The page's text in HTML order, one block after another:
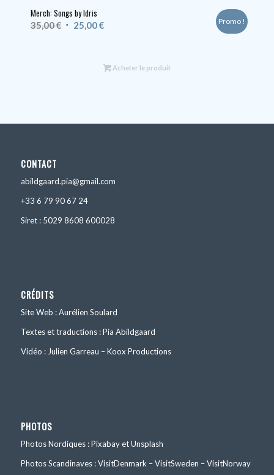
Merch: Songs by Idris
35,00€ Le 25,00€Le
est :
Promo !
Acheter le produit
CONTACT
abildgaard.pia@gmail.com
+33 6 79 90 67 24
Siret : 5029 8608 600028
CRÉDITS
Site Web : Aurélien Soulard
Textes et traductions : Pia Abildgaard
Vidéo : Julien Garreau – Koox Productions
PHOTOS
Photos Nordiques : Pixabay et Unsplash
Photos Scandinaves : VisitDenmark – VisitSweden – VisitNorway